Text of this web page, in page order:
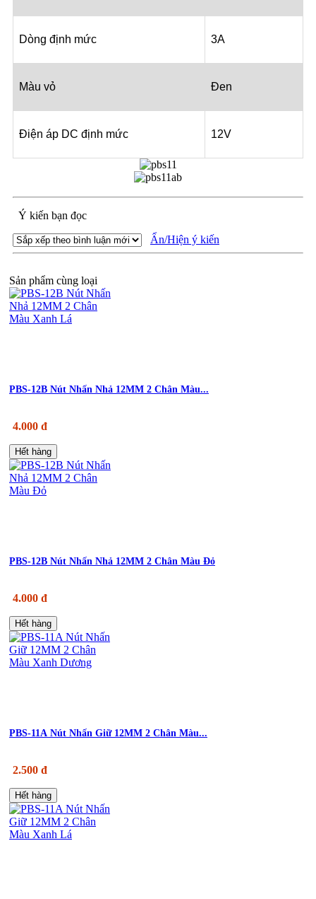
Dòng định mức 3A
Màu vỏ Đen
Điện áp DC định mức 12V
Ý kiến bạn đọc
Ẩn/Hiện ý kiến
Sản phẩm cùng loại
PBS-12B Nút Nhấn Nhả 12MM 2 Chân Màu...
4.000 đ
Hết hàng
PBS-12B Nút Nhấn Nhả 12MM 2 Chân Màu Đỏ
4.000 đ
Hết hàng
PBS-11A Nút Nhấn Giữ 12MM 2 Chân Màu...
2.500 đ
Hết hàng